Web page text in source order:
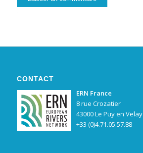
CONTACT
ERN France
8 rue Crozatier
43000 Le Puy en Velay
+33 (0)4.71.05.57.88